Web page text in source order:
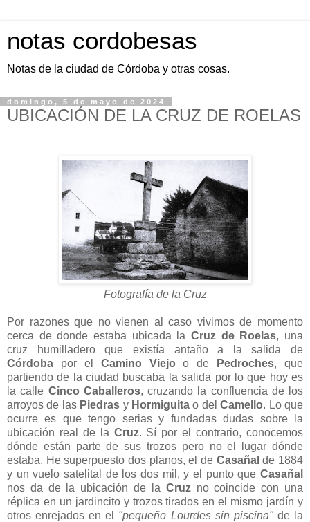
notas cordobesas
Notas de la ciudad de Córdoba y otras cosas.
domingo, 5 de mayo de 2024
UBICACIÓN DE LA CRUZ DE ROELAS
Fotografía de la Cruz
Por razones que no vienen al caso vivimos de momento
cerca de donde estaba ubicada la Cruz de Roelas, una
cruz humilladero que existía antaño a la salida de
Córdoba por el Camino Viejo o de Pedroches, que
partiendo de la ciudad buscaba la salida por lo que hoy es
la calle Cinco Caballeros, cruzando la confluencia de los
arroyos de las Piedras y Hormiguita o delCamello. Lo que
ocurre es que tengo serias y fundadas dudas sobre la
ubicación real de la Cruz. Sí por el contrario, conocemos
dónde están parte de sus trozos pero no el lugar dónde
estaba. He superpuesto dos planos, el de Casañal de 1884
y un vuelo satelital de los dos mil, y el punto que Casañal
nos da de la ubicación de la Cruzno coincide con una
réplica en un jardincito y trozos tirados en el mismo jardín y
otros enrejados en el "pequeño Lourdes sin piscina"de la